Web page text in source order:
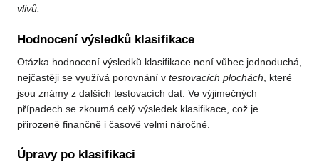
vlivů.
Hodnocení výsledků klasifikace
Otázka hodnocení výsledků klasifikace není vůbec jednoduchá,
nejčastěji se využívá porovnání v testovacích plochách , které
jsou známy z dalších testovacích dat. Ve výjimečných
případech se zkoumá celý výsledek klasifikace, což je
přirozeně finančně i časově velmi náročné.
Úpravy po klasifikaci